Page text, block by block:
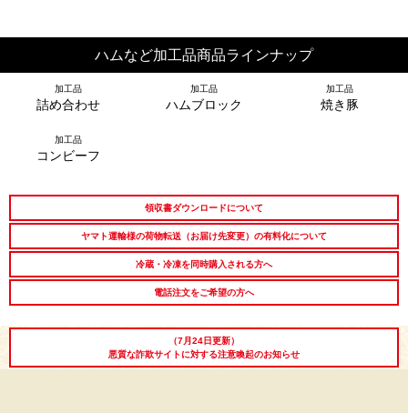
LINEギフト ふるさと納税
ハムなど加工品商品ラインナップ
加工品
詰め合わせ
加工品
ハムブロック
加工品
焼き豚
加工品
コンビーフ
領収書ダウンロードについて
ヤマト運輸様の荷物転送（お届け先変更）の有料化について
冷蔵・冷凍を同時購入される方へ
電話注文をご希望の方へ
（7月24日更新）
悪質な詐欺サイトに対する注意喚起のお知らせ